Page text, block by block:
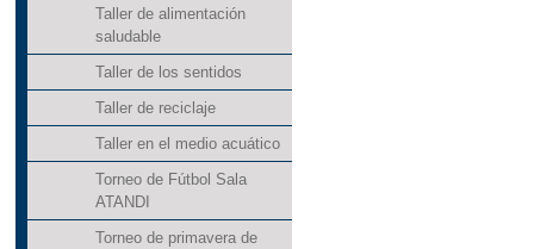
Taller de alimentación
saludable
Taller de los sentidos
Taller de reciclaje
Taller en el medio acuático
Torneo de Fútbol Sala
ATANDI
Torneo de primavera de